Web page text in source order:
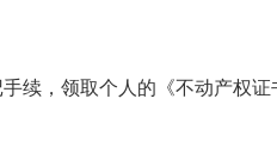
，领取个人的《不动产权证